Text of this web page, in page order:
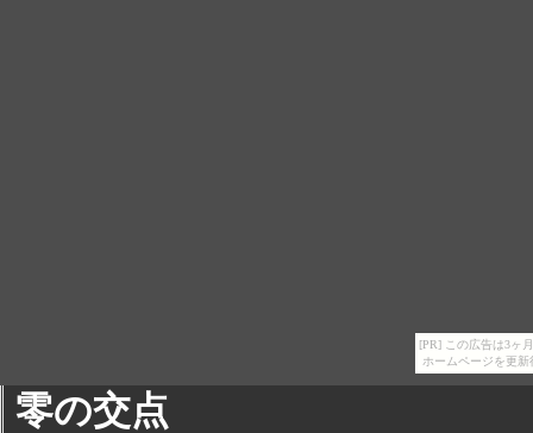
[PR] この広告は3ヶ
ホームページを更
零の交点